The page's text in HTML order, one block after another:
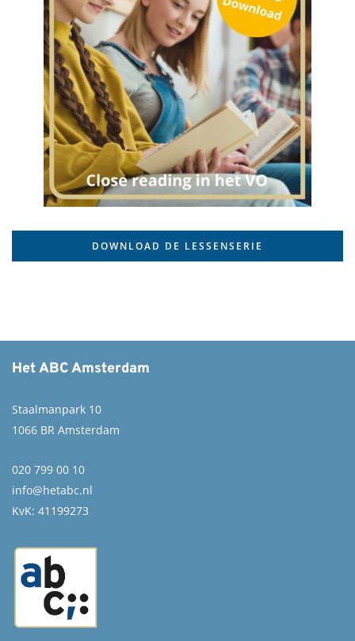
DOWNLOAD DE LESSENSERIE
Het ABC Amsterdam
Staalmanpark 10
1066 BR Amsterdam
020 799 00 10
info@hetabc.nl
KvK: 41199273